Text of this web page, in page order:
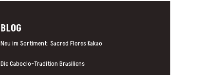
BLOG
Neu im Sortiment: Sacred Flores Kakao
Die Caboclo-Tradition Brasiliens